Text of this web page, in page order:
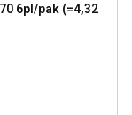
6pl/pak (=4,32